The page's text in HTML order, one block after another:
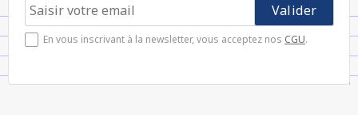
En vous inscrivant à la newsletter, vous acceptez nos CGU.